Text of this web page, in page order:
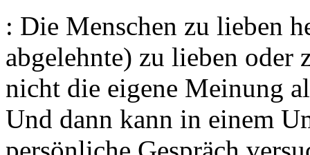
: Die Menschen zu lieben
abgelehnte) zu lieben oder
nicht die eigene Meinung
Und dann kann in einem